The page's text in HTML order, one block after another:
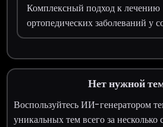
Комплексный подход к лечению
ортопедических заболеваний у
Нет нужной
Воспользуйтесь ИИ-генератором
уникальных тем всего за несколько